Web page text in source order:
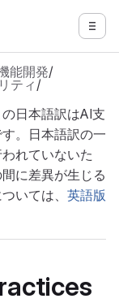
メニ
能開発/
ティ /
日本語訳はAI支
。日本語訳の一
れていないた
に差異が生じる
いては、 英語版